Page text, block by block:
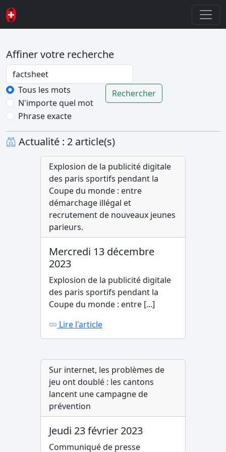
Affiner votre recherche
Password
Tous les mots
N'importe quel mot
Phrase exacte
Rechercher
Actualité : 2 article(s)
Explosion de la publicité digitale
des paris sportifs pendant la
Coupe du monde : entre
démarchage illégal et
recrutement de nouveaux jeunes
parieurs.
Mercredi 13 décembre
2023
Explosion de la publicité digitale
des paris sportifs pendant la
Coupe du monde : entre [...]
Lire l'article
Sur internet, les problèmes de
jeu ont doublé : les cantons
lancent une campagne de
prévention
Jeudi 23 février 2023
Communiqué de presse